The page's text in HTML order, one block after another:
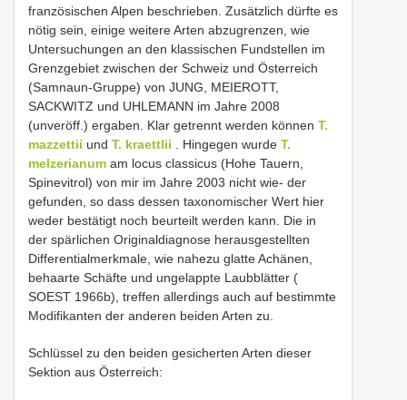
französischen Alpen beschrieben. Zusätzlich dürfte es
nötig sein, einige weitere Arten abzugrenzen, wie
Untersuchungen an den klassischen Fundstellen im
Grenzgebiet zwischen der Schweiz und Österreich
(Samnaun-Gruppe) von JUNG, MEIEROTT,
SACKWITZ und UHLEMANN im Jahre 2008
(unveröff.) ergaben. Klar getrennt werden können T.
mazzettii und T. kraettlii . Hingegen wurde T.
melzerianum am locus classicus (Hohe Tauern,
Spinevitrol) von mir im Jahre 2003 nicht wie- der
gefunden, so dass dessen taxonomischer Wert hier
weder bestätigt noch beurteilt werden kann. Die in
der spärlichen Originaldiagnose herausgestellten
Differentialmerkmale, wie nahezu glatte Achänen,
behaarte Schäfte und ungelappte Laubblätter (
SOEST 1966b), treffen allerdings auch auf bestimmte
Modifikanten der anderen beiden Arten zu.
Schlüssel zu den beiden gesicherten Arten dieser
Sektion aus Österreich: